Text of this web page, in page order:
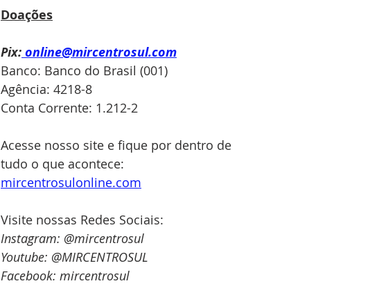
Doações
Pix: online@mircentrosul.com
Banco: Banco do Brasil (001)
Agência: 4218-8
Conta Corrente: 1.212-2
Acesse nosso site e fique por dentro de
tudo o que acontece:
mircentrosulonline.com
Visite nossas Redes Sociais:
Instagram: @mircentrosul
Youtube: @MIRCENTROSUL
Facebook: mircentrosul